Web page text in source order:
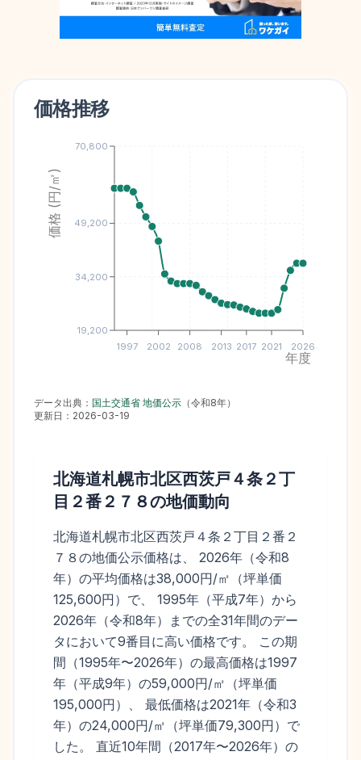
価格推移
1997 2002 2008 2013 2017 2021 2026
年度
19,200
34,200
49,200
70,800
価格 (円/㎡)
データ出典： 国土交通省 地価公示 （令和8年）
更新日： 2026-03-19
北海道札幌市北区西茨戸４条２丁
目２番２７８の地価動向
北海道札幌市北区西茨戸４条２丁目２番２
７８の地価公示価格は、 2026年（令和8
年）の平均価格は38,000円/㎡（坪単価
125,600円）で、 1995年（平成7年）から
2026年（令和8年）までの全31年間のデー
タにおいて9番目に高い価格です。 この期
間（1995年〜2026年）の最高価格は1997
年（平成9年）の59,000円/㎡（坪単価
195,000円）、 最低価格は2021年（令和3
年）の24,000円/㎡（坪単価79,300円）で
した。 直近10年間（2017年〜2026年）の